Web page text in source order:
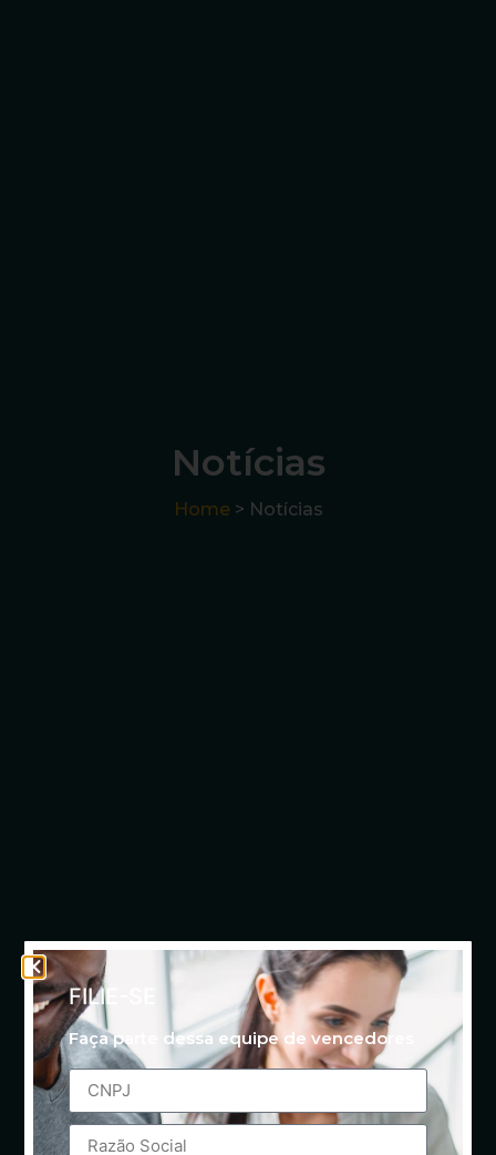
Notícias
Home > Notícias
FILIE-SE
Faça parte dessa equipe de vencedores